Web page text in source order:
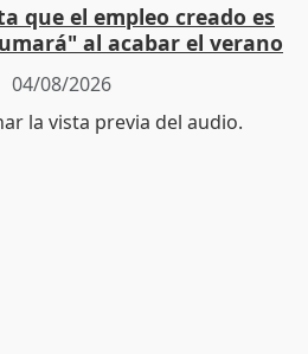
que el empleo creado es
al acabar el verano
04/08/2026